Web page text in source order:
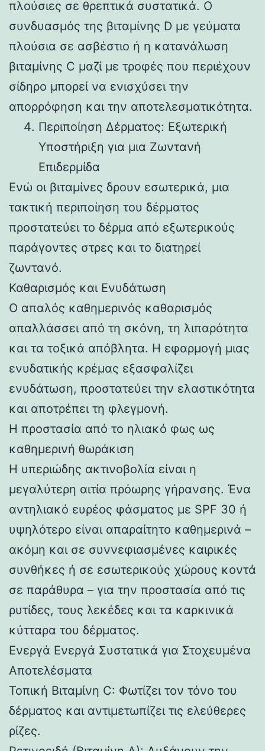
πλούσιες σε θρεπτικά συστατικά. Ο
συνδυασμός της βιταμίνης D με γεύματα
πλούσια σε ασβέστιο ή η κατανάλωση
βιταμίνης C μαζί με τροφές που περιέχουν
σίδηρο μπορεί να ενισχύσει την
απορρόφηση και την αποτελεσματικότητα.
Περιποίηση Δέρματος: Εξωτερική
Υποστήριξη για μια Ζωντανή
Επιδερμίδα
Ενώ οι βιταμίνες δρουν εσωτερικά, μια
τακτική περιποίηση του δέρματος
προστατεύει το δέρμα από εξωτερικούς
παράγοντες στρες και το διατηρεί
ζωντανό.
Καθαρισμός και Ενυδάτωση
Ο απαλός καθημερινός καθαρισμός
απαλλάσσει από τη σκόνη, τη λιπαρότητα
και τα τοξικά απόβλητα. Η εφαρμογή μιας
ενυδατικής κρέμας εξασφαλίζει
ενυδάτωση, προστατεύει την ελαστικότητα
και αποτρέπει τη φλεγμονή.
Η προστασία από το ηλιακό φως ως
καθημερινή θωράκιση
Η υπεριώδης ακτινοβολία είναι η
μεγαλύτερη αιτία πρόωρης γήρανσης. Ένα
αντηλιακό ευρέος φάσματος με SPF 30 ή
υψηλότερο είναι απαραίτητο καθημερινά –
ακόμη και σε συννεφιασμένες καιρικές
συνθήκες ή σε εσωτερικούς χώρους κοντά
σε παράθυρα – για την προστασία από τις
ρυτίδες, τους λεκέδες και τα καρκινικά
κύτταρα του δέρματος.
Ενεργά Ενεργά Συστατικά για Στοχευμένα
Αποτελέσματα
Τοπική Βιταμίνη C: Φωτίζει τον τόνο του
δέρματος και αντιμετωπίζει τις ελεύθερες
ρίζες.